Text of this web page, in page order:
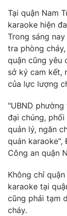
Theo dõi báo
Cơ quan chủ
Cơ quan báo chí:
Giấy phép hoạt
Tổng Biên tập:
Phó Tổng Biên
Nguyễn Trọng Ninh
Tổng đài VTV:
Ðiện thoại Thời
Email:
Liên hệ quảng
Tại quận Nam
karaoke hiện
Trong sáng
tra phòng
quận cũng yêu
sở ký cam kết,
của lực lượng
"UBND
đại chúng,
quản lý, ngăn
quán karaoke",
Công an quận
Không chỉ
karaoke tại
cũng phải tạm
cháy.